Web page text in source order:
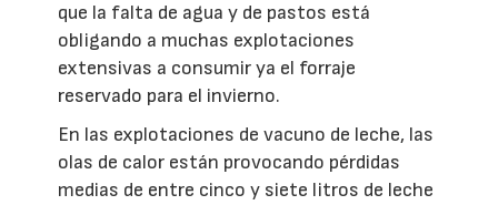
que la falta de agua y de pastos está
obligando a muchas explotaciones
extensivas a consumir ya el forraje
reservado para el invierno.
En las explotaciones de vacuno de leche, las
olas de calor están provocando pérdidas
medias de entre cinco y siete litros de leche